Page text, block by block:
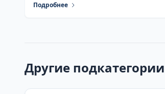
Подробнее
Другие